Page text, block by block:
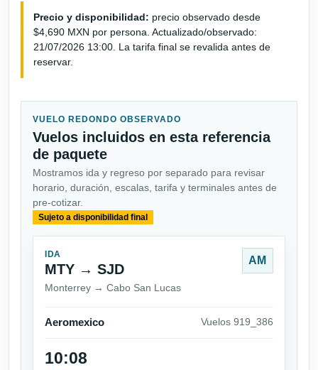
Precio y disponibilidad: precio observado desde
$4,690 MXN por persona. Actualizado/observado:
21/07/2026 13:00. La tarifa final se revalida antes de
reservar.
VUELO REDONDO OBSERVADO
Vuelos incluidos en esta referencia
de paquete
Mostramos ida y regreso por separado para revisar
horario, duración, escalas, tarifa y terminales antes de
pre-cotizar.
Sujeto a disponibilidad final
IDA
MTY → SJD
Monterrey → Cabo San Lucas
AM
Aeromexico Vuelos 919_386
10:08